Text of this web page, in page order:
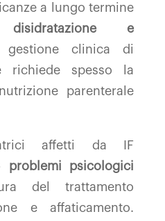
a lungo termine
disidratazione e
clinica di
richiede spesso la
parenterale
affetti da IF
problemi psicologici
del trattamento
e affaticamento.